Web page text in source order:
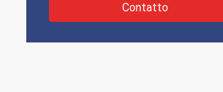
Contatto